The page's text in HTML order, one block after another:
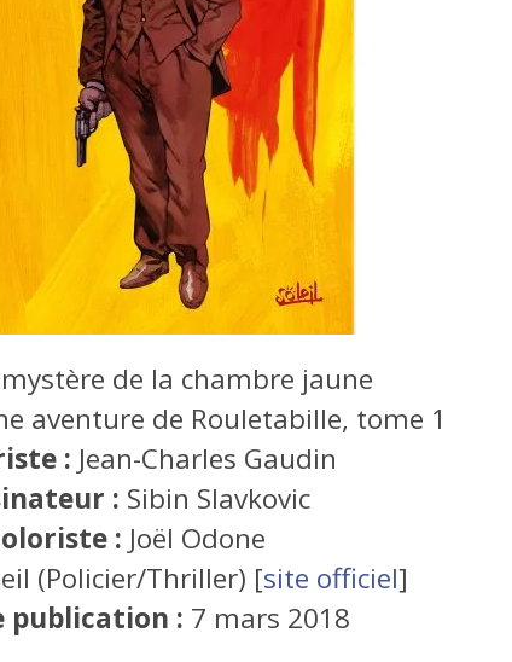
de la chambre jaune
aventure de Rouletabille, tome 1
: Jean-Charles Gaudin
: Sibin Slavkovic
: Joël Odone
(Policier/Thriller) [site officiel]
publication : 7 mars 2018